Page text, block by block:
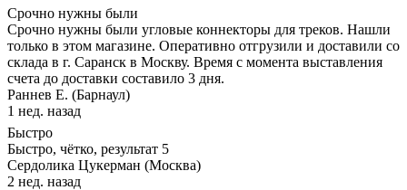
Срочно нужны были
Срочно нужны были угловые коннекторы для треков. Нашли
только в этом магазине. Оперативно отгрузили и доставили со
склада в г. Саранск в Москву. Время с момента выставления
счета до доставки составило 3 дня.
Раннев Е. (Барнаул)
1 нед. назад
Быстро
Быстро, чётко, результат 5
Сердолика Цукерман (Москва)
2 нед. назад